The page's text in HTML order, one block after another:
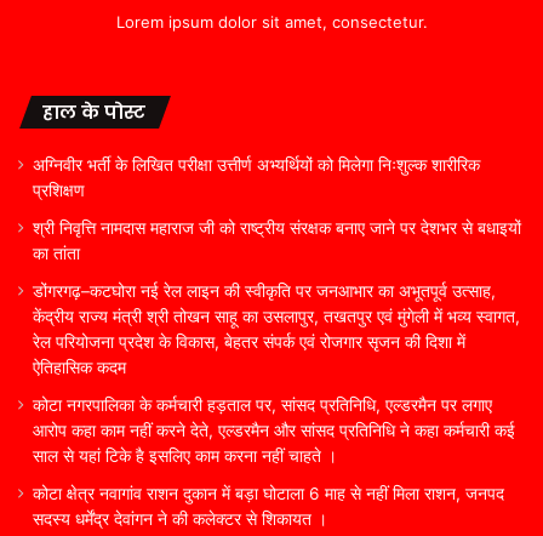
Lorem ipsum dolor sit amet, consectetur.
हाल के पोस्ट
अग्निवीर भर्ती के लिखित परीक्षा उत्तीर्ण अभ्यर्थियों को मिलेगा निःशुल्क शारीरिक
प्रशिक्षण
श्री निवृत्ति नामदास महाराज जी को राष्ट्रीय संरक्षक बनाए जाने पर देशभर से बधाइयों
का तांता
डोंगरगढ़–कटघोरा नई रेल लाइन की स्वीकृति पर जनआभार का अभूतपूर्व उत्साह,
केंद्रीय राज्य मंत्री श्री तोखन साहू का उसलापुर, तखतपुर एवं मुंगेली में भव्य स्वागत,
रेल परियोजना प्रदेश के विकास, बेहतर संपर्क एवं रोजगार सृजन की दिशा में
ऐतिहासिक कदम
कोटा नगरपालिका के कर्मचारी हड़ताल पर, सांसद प्रतिनिधि, एल्डरमैन पर लगाए
आरोप कहा काम नहीं करने देते, एल्डरमैन और सांसद प्रतिनिधि ने कहा कर्मचारी कई
साल से यहां टिके है इसलिए काम करना नहीं चाहते ।
कोटा क्षेत्र नवागांव राशन दुकान में बड़ा घोटाला 6 माह से नहीं मिला राशन, जनपद
सदस्य धर्मेंद्र देवांगन ने की कलेक्टर से शिकायत ।